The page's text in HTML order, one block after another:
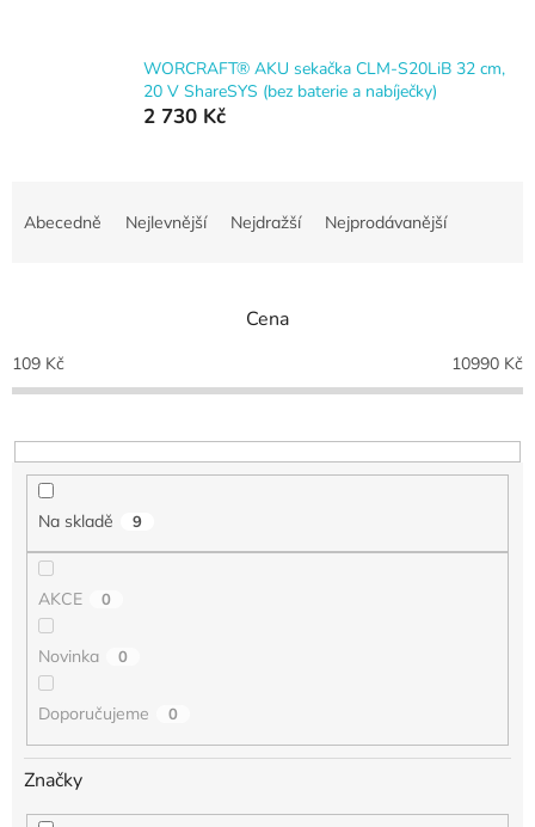
WORCRAFT® AKU sekačka CLM-S20LiB 32 cm,
20 V ShareSYS (bez baterie a nabíječky)
2 730 Kč
p
r
o
u
Abecedně Nejlevnější Nejdražší Nejprodávanější
Cena
109 Kč 10990 Kč
Na skladě 9
AKCE 0
Novinka 0
Doporučujeme 0
Značky